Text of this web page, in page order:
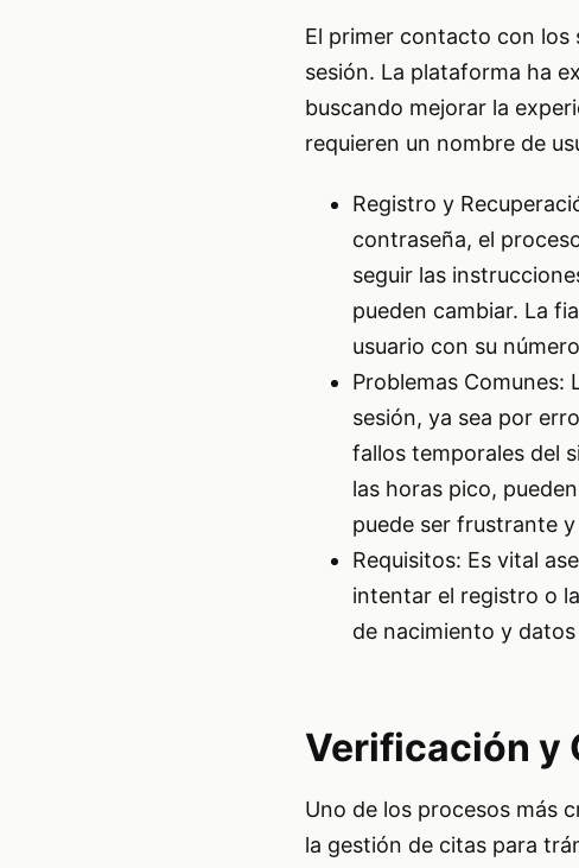
El primer contacto con los
sesión. La plataforma ha
buscando mejorar la
requieren un nombre de
Registro y
contraseña, el
seguir las
pueden cambiar. La
usuario con su
Problemas Comunes:
sesión, ya sea por
fallos temporales del
las horas pico,
puede ser frustrante
Requisitos: Es vital
intentar el registro o
de nacimiento y
Verificación y
Uno de los procesos más
la gestión de citas para